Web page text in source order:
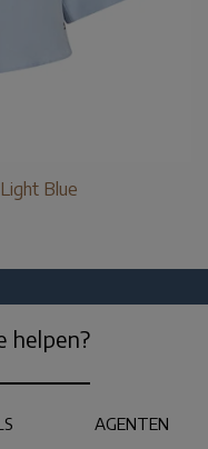
Blue
helpen?
AGENTEN